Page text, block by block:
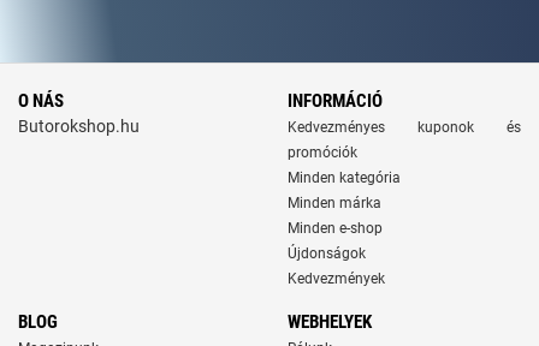
O NÁS
Butorokshop.hu
INFORMÁCIÓ
Kedvezményes kuponok és
promóciók
Minden kategória
Minden márka
Minden e-shop
Újdonságok
Kedvezmények
BLOG WEBHELYEK